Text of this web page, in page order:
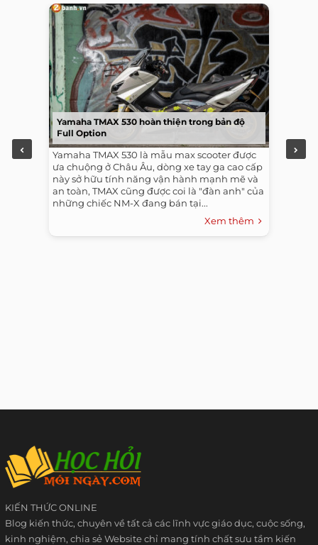
Yamaha TMAX 530 hoàn thiện trong bản độ
Full Option
Yamaha TMAX 530 là mẫu max scooter được
ưa chuộng ở Châu Âu, dòng xe tay ga cao cấp
này sở hữu tính năng vận hành mạnh mẽ và
an toàn, TMAX cũng được coi là "đàn anh" của
những chiếc NM-X đang bán tại...
Xem thêm
KIẾN THỨC ONLINE
Blog kiến thức, chuyên về tất cả các lĩnh vực giáo dục, cuộc sống,
kinh nghiệm, chia sẻ Website chỉ mang tính chất sưu tầm kiến